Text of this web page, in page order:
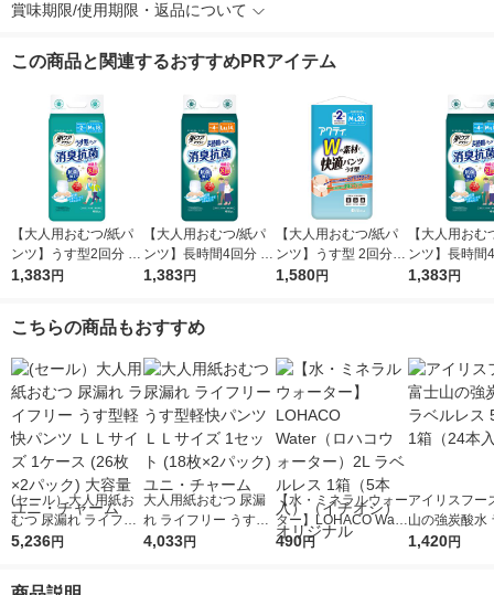
賞味期限/使用期限・返品について
この商品と関連するおすすめPRアイテム
【大人用おむつ/紙パ
ンツ】うす型2回分 M-
L 消臭抗菌 肌ケアア
1,383円
【大人用おむつ/紙パ
ンツ】長時間4回分 L-
LL 消臭抗菌 肌ケアア
1,383円
【大人用おむつ/紙パ
ンツ】うす型 2回分 M
-L Wの素材で快適パ
1,580円
【大人用おむ
ンツ】長時間
L 消臭抗菌 肌
1,383円
こちらの商品もおすすめ
(セール）大人用紙お
むつ 尿漏れ ライフリ
ー うす型軽快パンツ
5,236円
大人用紙おむつ 尿漏
れ ライフリー うす型
軽快パンツ ＬＬサイ
4,033円
【水・ミネラルウォー
ター】LOHACO Wate
r（ロハコウォータ
490円
アイリスフー
山の強炭酸水
レス 500ml 1
1,420円